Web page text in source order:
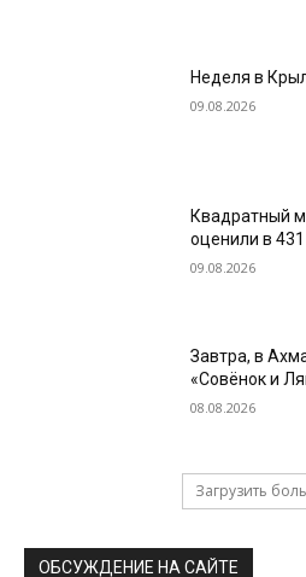
Неделя в
09.08.2026
Квадратный
оценили в
09.08.2026
Завтра, в
«Совёнок и
08.08.2026
Загрузить
ОБСУЖДЕНИЕ НА САЙТЕ